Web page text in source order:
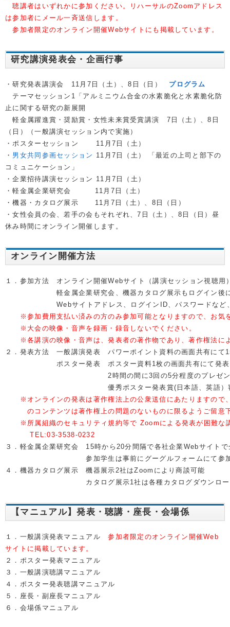
聴講者はいずれかに参加ください。
リハーサルのZoomアドレス
は参加者にメール一斉送信します。
参加者限定のオンライン開催Webサイトにも掲載しています。
研究講演発表会・企画行事
・研究発表講演会 11月7日（土）、8日（日） プログラム
テーマセッション1「アルミニウム合金の水素脆化と水素脆化防
止に関する研究の新展開
軽金属躍進賞・奨励賞・女性未来賞受賞講演 7日（土）、8日
（日）（一般講演セッション内で実施）
・ポスターセッション 11月7日（土）
・ 男女共同参画セッション 11月7日（土） 「最近の上司と部下の
コミュニケーション」
・企業招待講演セッション 11月7日（土）
・軽金属企業研究会 11月7日（土）
・機器・カタログ展示 11月7日（土）、8日（日）
・女性会員の会、若手の会もそれぞれ、7日（土）、8日（日）昼
休み時間にオンライン開催します。
オンライン開催方法
１．参加方法　オンライン開催Webサイト（講演セッション視聴
軽金属企業研究会、機器カタログ展示もログイン後に参
Webサイトアドレス、ログインID、パスワードなど、参
※参加費用支払い済みの方のみ参加可能となりますので、お気
※大会の映像・音声を録画・録音しないでください。
※各講演の映像・音声は、発表者の著作物であり、著作権法に
２．発表方法　一般講演発表　パワーポイント資料の画面共有にて
ポスター発表　ポスター資料1枚の画面共有にて発表
2時間の間に3回の5分程度のプレゼンテー
優秀ポスター発表賞(日本語、英語）審査実施
※オンラインの発表は著作権法上の公衆送信にあたりますので
のコンテンツは著作権上の問題のないものに限るようご留意
※所属組織のセキュリティ規約等で Zoomによる発表が困難な
TEL:03-3538-0232
３．軽金属企業研究会　15時から20分間隔で各社企業Webサイト
参加学生は事前にグーグルフォームにて参加予約
４．機器カタログ展示　機器展示2社はZoomにより商談可能
カタログ展示1社は各種カタログダウンロー
【マニュアル】発表・聴講・座長・会場係
１．一般講演発表マニュアル参加者限定のオンライン開催Web
サイトに掲載しています。
２．ポスター発表マニュアル
３．一般講演聴講マニュアル
４．ポスター発表聴講マニュアル
５．座長・副座長マニュアル
６．会場係マニュアル